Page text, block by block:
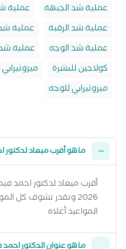
عملية شد الجبهة
عملية
عملية شد الرقبة
عملية
عملية شد الوجه
عملية شد
كولاجين للبشرة
ميزوثيرابي للوجه
ما هو أقرب ميعاد
2026 وتقدر تشوف كل
المواعيد أعلاه